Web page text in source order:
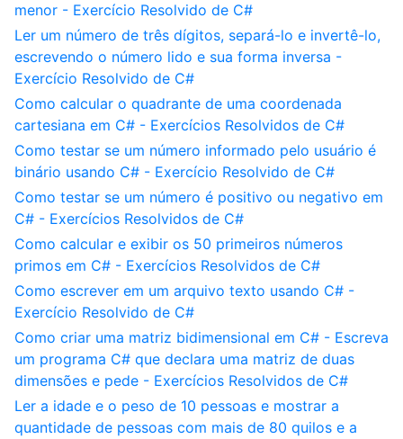
menor - Exercício Resolvido de C#
Ler um número de três dígitos, separá-lo e invertê-lo,
escrevendo o número lido e sua forma inversa -
Exercício Resolvido de C#
Como calcular o quadrante de uma coordenada
cartesiana em C# - Exercícios Resolvidos de C#
Como testar se um número informado pelo usuário é
binário usando C# - Exercício Resolvido de C#
Como testar se um número é positivo ou negativo em
C# - Exercícios Resolvidos de C#
Como calcular e exibir os 50 primeiros números
primos em C# - Exercícios Resolvidos de C#
Como escrever em um arquivo texto usando C# -
Exercício Resolvido de C#
Como criar uma matriz bidimensional em C# - Escreva
um programa C# que declara uma matriz de duas
dimensões e pede - Exercícios Resolvidos de C#
Ler a idade e o peso de 10 pessoas e mostrar a
quantidade de pessoas com mais de 80 quilos e a